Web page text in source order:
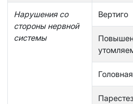
Нарушения со
стороны нервной
системы
Вертиго